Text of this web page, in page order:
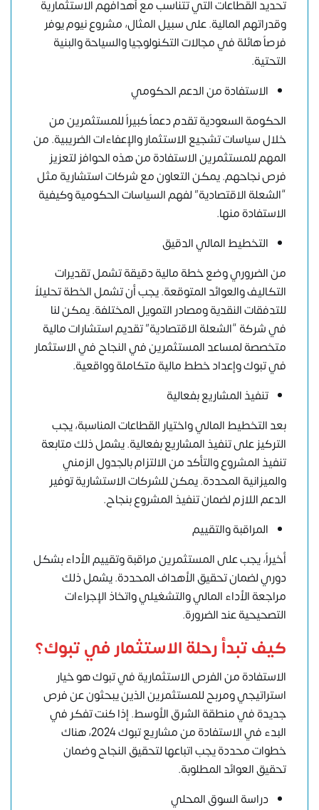
تحديد القطاعات التي تتناسب مع أهدافهم الاستثمارية
وقدراتهم المالية. على سبيل المثال، مشروع نيوم يوفر
فرصاً هائلة في مجالات التكنولوجيا والسياحة والبنية
التحتية.
الاستفادة من الدعم الحكومي
الحكومة السعودية تقدم دعماً كبيراً للمستثمرين من
خلال سياسات تشجيع الاستثمار والإعفاءات الضريبية. من
المهم للمستثمرين الاستفادة من هذه الحوافز لتعزيز
فرص نجاحهم. يمكن التعاون مع شركات استشارية مثل
“الشعلة الاقتصادية” لفهم السياسات الحكومية وكيفية
الاستفادة منها.
التخطيط المالي الدقيق
من الضروري وضع خطة مالية دقيقة تشمل تقديرات
التكاليف والعوائد المتوقعة. يجب أن تشمل الخطة تحليلاً
للتدفقات النقدية ومصادر التمويل المختلفة. يمكن لنا
في شركة “الشعلة الاقتصادية” تقديم استشارات مالية
متخصصة لمساعد المستثمرين في النجاح في الاستثمار
في تبوك وإعداد خطط مالية متكاملة وواقعية.
تنفيذ المشاريع بفعالية
بعد التخطيط المالي واختيار القطاعات المناسبة، يجب
التركيز على تنفيذ المشاريع بفعالية. يشمل ذلك متابعة
تنفيذ المشروع والتأكد من الالتزام بالجدول الزمني
والميزانية المحددة. يمكن للشركات الاستشارية توفير
الدعم اللازم لضمان تنفيذ المشروع بنجاح.
المراقبة والتقييم
أخيراً، يجب على المستثمرين مراقبة وتقييم الأداء بشكل
دوري لضمان تحقيق الأهداف المحددة. يشمل ذلك
مراجعة الأداء المالي والتشغيلي واتخاذ الإجراءات
التصحيحية عند الضرورة.
كيف تبدأ رحلة الاستثمار في تبوك؟
الاستفادة من الفرص الاستثمارية في تبوك هو خيار
استراتيجي ومربح للمستثمرين الذين يبحثون عن فرص
جديدة في منطقة الشرق الأوسط. إذا كنت تفكر في
البدء في الاستفادة من مشاريع تبوك 2024، هناك
خطوات محددة يجب اتباعها لتحقيق النجاح وضمان
تحقيق العوائد المطلوبة.
دراسة السوق المحلي